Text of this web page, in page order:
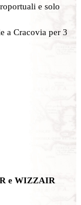
e solo
a Cracovia per 3
e WIZZAIR